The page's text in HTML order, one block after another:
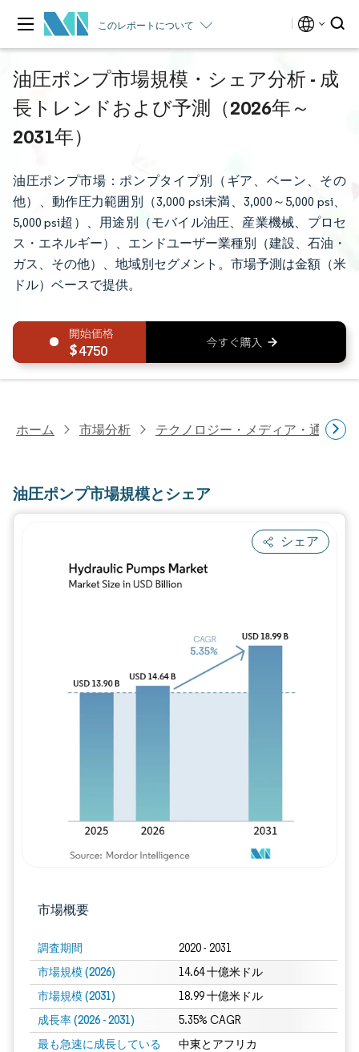
このレポートについて
油圧ポンプ市場規模・シェア分析 - 成
長トレンドおよび予測（2026年～
2031年）
油圧ポンプ市場：ポンプタイプ別（ギア、ベーン、その
他）、動作圧力範囲別（3,000 psi未満、3,000～5,000 psi、
5,000 psi超）、用途別（モバイル油圧、産業機械、プロセ
ス・エネルギー）、エンドユーザー業種別（建設、石油・
ガス、その他）、地域別セグメント。市場予測は金額（米
ドル）ベースで提供。
4750
ホーム 市場分析 テクノロジー・メディア・通信研
油圧ポンプ市場規模とシェア
シェア
市場概要
調査期間 2020 - 2031
市場規模 (2026) 14.64 十億米ドル
市場規模 (2031) 18.99 十億米ドル
成長率 (2026 - 2031) 5.35% CAGR
最も急速に成長している
中東とアフリカ